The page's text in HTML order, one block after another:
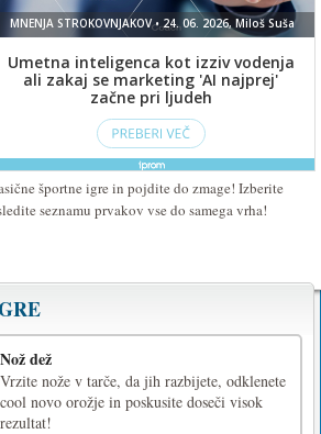
športne igre in pojdite do zmage! Izberite
seznamu prvakov vse do samega vrha!
Nož dež
Vrzite nože v tarče, da jih razbijete, odklenete
cool novo orožje in poskusite doseči visok
rezultat!